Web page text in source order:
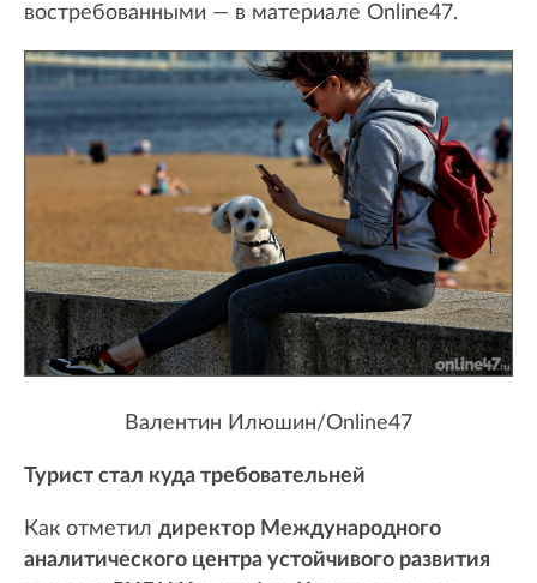
востребованными — в материале Online47.
Валентин Илюшин/Online47
Турист стал куда требовательней
Как отметил директор Международного
аналитического центра устойчивого развития